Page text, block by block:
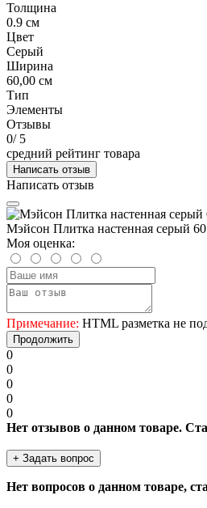
Толщина
0.9 см
Цвет
Серый
Ширина
60,00 см
Тип
Элементы
Отзывы
0/ 5
средний рейтинг товара
Написать отзыв
Написать отзыв
Мэйсон Плитка настенная серый
Моя оценка:
Примечание: HTML разметка не
Продолжить
0
0
0
0
0
Нет отзывов о данном товаре.
+ Задать вопрос
Нет вопросов о данном товаре,